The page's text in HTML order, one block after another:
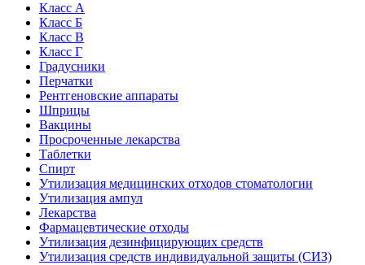
Класс А
Класс Б
Класс В
Класс Г
Градусники
Перчатки
Рентгеновские аппараты
Шприцы
Вакцины
Просроченные лекарства
Таблетки
Спирт
Утилизация медицинских отходов стоматологии
Утилизация ампул
Лекарства
Фармацевтические отходы
Утилизация дезинфицирующих средств
Утилизация средств индивидуальной защиты (СИЗ)